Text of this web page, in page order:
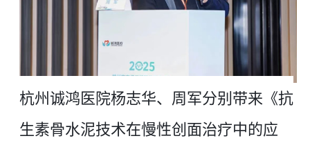
杭州诚鸿医院杨志华、周军分别带来《抗
生素骨水泥技术在慢性创面治疗中的应